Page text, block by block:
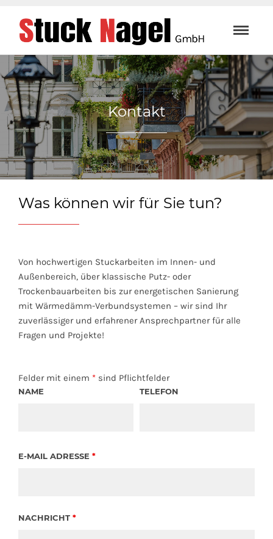
Kontakt
Was können wir für Sie tun?
Von hochwertigen Stuckarbeiten im Innen- und
Außenbereich, über klassische Putz- oder
Trockenbauarbeiten bis zur energetischen Sanierung
mit Wärmedämm-Verbundsystemen – wir sind Ihr
zuverlässiger und erfahrener Ansprechpartner für alle
Fragen und Projekte!
Felder mit einem * sind Pflichtfelder
NAME TELEFON
E-MAIL ADRESSE *
NACHRICHT *